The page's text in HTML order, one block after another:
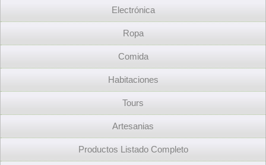
Electrónica
Ropa
Comida
Habitaciones
Tours
Artesanias
Productos Listado Completo